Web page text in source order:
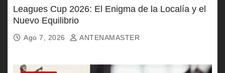
Leagues Cup 2026: El Enigma de la Localía y el
Nuevo Equilibrio
Ago 7, 2026 ANTENAMASTER